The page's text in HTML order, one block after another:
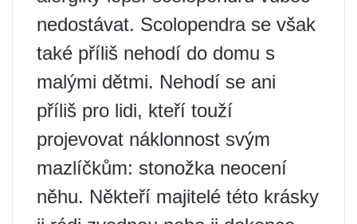
nedostávat. Scolopendra se však
také příliš nehodí do domu s
malými dětmi. Nehodí se ani
příliš pro lidi, kteří touží
projevovat náklonnost svým
mazlíčkům: stonožka neocení
něhu. Někteří majitelé této krásky